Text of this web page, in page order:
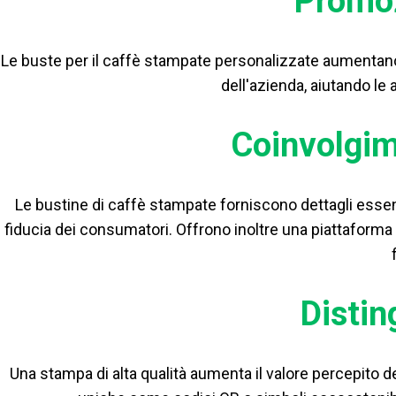
Le buste per il caffè stampate personalizzate
dell'azienda, aiutando
Le bustine di caffè stampate forniscono dettagli
fiducia dei consumatori. Offrono inoltre una
Una stampa di alta qualità aumenta il valore percepito